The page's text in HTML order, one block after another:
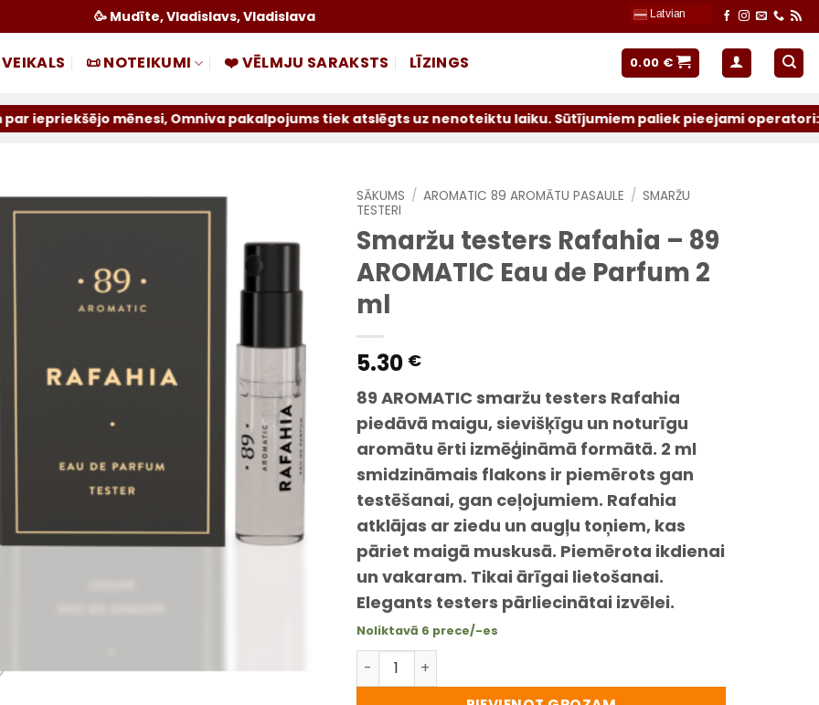
🥳 Mudīte, Vladislavs, Vladislava Latvian
VEIKALS 📜 NOTEIKUMI ❤️ VĒLMJU SARAKSTS LĪZINGS 0.00 €
mēnesi, Omniva pakalpojums tiek atslēgts uz nenoteiktu laiku. Sūtījumiem paliek pieejami operatori: Latvijas
Pievienot
sarakstam
SĀKUMS / AROMATIC 89 AROMĀTU PASAULE / SMARŽU
TESTERI
Smaržu testers Rafahia – 89
AROMATIC Eau de Parfum 2
ml
5.30 €
89 AROMATIC smaržu testers Rafahia
piedāvā maigu, sievišķīgu un noturīgu
aromātu ērti izmēģināmā formātā. 2 ml
smidzināmais flakons ir piemērots gan
testēšanai, gan ceļojumiem. Rafahia
atklājas ar ziedu un augļu toņiem, kas
pāriet maigā muskusā. Piemērota ikdienai
un vakaram. Tikai ārīgai lietošanai.
Elegants testers pārliecinātai izvēlei.
Noliktavā 6 prece/-es
Smaržu testers Rafahia – 89 AROMATIC Eau de Parfum 2 ml